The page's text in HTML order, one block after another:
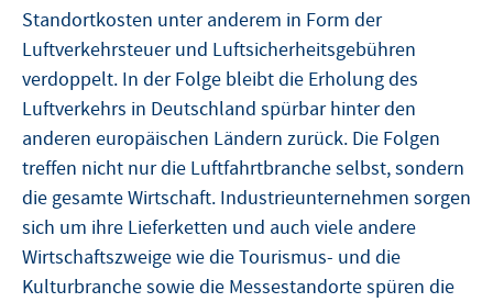
Standortkosten unter anderem in Form der
Luftverkehrsteuer und Luftsicherheitsgebühren
verdoppelt. In der Folge bleibt die Erholung des
Luftverkehrs in Deutschland spürbar hinter den
anderen europäischen Ländern zurück. Die Folgen
treffen nicht nur die Luftfahrtbranche selbst, sondern
die gesamte Wirtschaft. Industrieunternehmen sorgen
sich um ihre Lieferketten und auch viele andere
Wirtschaftszweige wie die Tourismus- und die
Kulturbranche sowie die Messestandorte spüren die